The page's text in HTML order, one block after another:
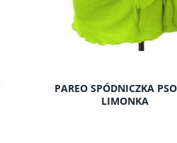
PAREO SPÓDNICZKA
LIMONKA